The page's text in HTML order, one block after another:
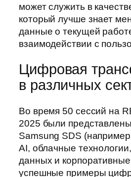
может служить в
который лучше знает
данные о текущей
взаимодействии с
Цифровая
в различных
Во время 50 сессий на
2025 были
Samsung SDS
AI, облачные
данных и
успешные примеры